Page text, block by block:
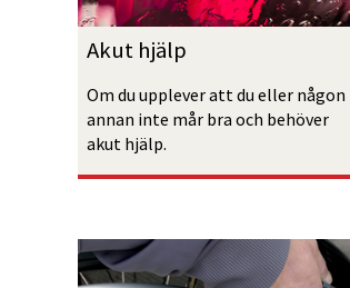
Akut hjälp
Om du upplever att du eller någon
annan inte mår bra och behöver
akut hjälp.